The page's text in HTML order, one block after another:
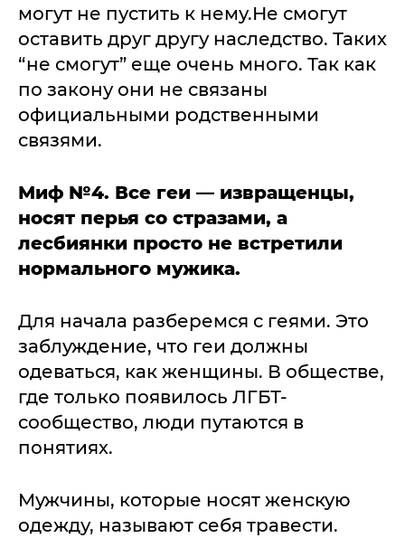
могут не пустить к нему.Не смогут
оставить друг другу наследство. Таких
“не смогут” еще очень много. Так как
по закону они не связаны
официальными родственными
связями.
Миф №4. Все геи — извращенцы,
носят перья со стразами, а
лесбиянки просто не встретили
нормального мужика.
Для начала разберемся с геями. Это
заблуждение, что геи должны
одеваться, как женщины. В обществе,
где только появилось ЛГБТ-
сообщество, люди путаются в
понятиях.
Мужчины, которые носят женскую
одежду, называют себя травести.